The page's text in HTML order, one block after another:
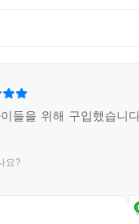
들을 위해 구입했습니
요?